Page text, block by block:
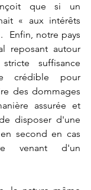
que si un
« aux intérêts
Enfin, notre pays
reposant autour
suffisance
crédible pour
des dommages
assurée et
disposer d'une
second en cas
venant d'un